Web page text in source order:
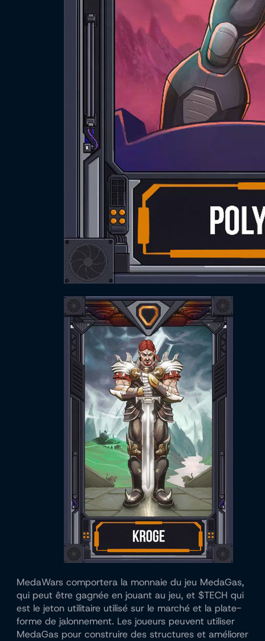
MedaWars comportera la monnaie du jeu MedaGas,
qui peut être gagnée en jouant au jeu, et $TECH qui
est le jeton utilitaire utilisé sur le marché et la plate-
forme de jalonnement. Les joueurs peuvent utiliser
MedaGas pour construire des structures et améliorer